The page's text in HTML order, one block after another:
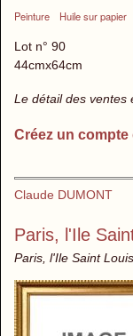
Peinture Huile sur papier
Lot n° 90
44cmx64cm
Le détail des ventes
Créez un
Claude DUMONT
Paris, l'Ile
Paris, l'Ile Saint